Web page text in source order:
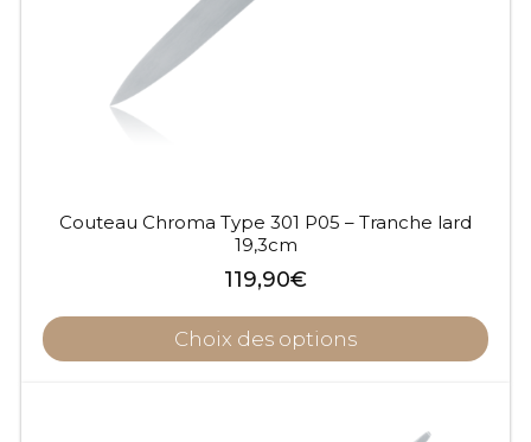
Couteau Chroma Type 301 P05 – Tranche lard
19,3cm
119,90€
Choix des options